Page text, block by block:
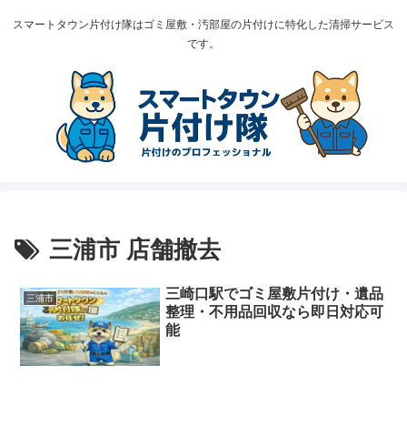
スマートタウン片付け隊はゴミ屋敷・汚部屋の片付けに特化した清掃サービス
です。
三浦市 店舗撤去
三浦市
三崎口駅でゴミ屋敷片付け・遺品
整理・不用品回収なら即日対応可
能